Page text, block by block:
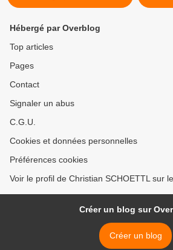
Hébergé par Overblog
Top articles
Pages
Contact
Signaler un abus
C.G.U.
Cookies et données personnelles
Préférences cookies
Voir le profil de Christian SCHOETTL sur
Créer un blog sur
Créer un blog